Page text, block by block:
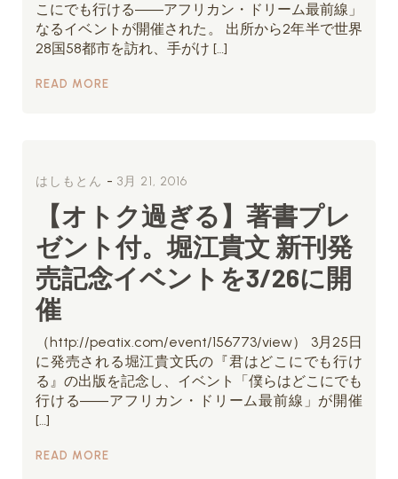
こにでも行ける――アフリカン・ドリーム最前線」
なるイベントが開催された。 出所から2年半で世界
28国58都市を訪れ、手がけ […]
READ MORE
はしもとん - 3月 21, 2016
【オトク過ぎる】著書プレ
ゼント付。堀江貴文 新刊発
売記念イベントを3/26に開
催
（http://peatix.com/event/156773/view） 3月25日
に発売される堀江貴文氏の『君はどこにでも行け
る』の出版を記念し、イベント「僕らはどこにでも
行ける――アフリカン・ドリーム最前線」が開催
[…]
READ MORE